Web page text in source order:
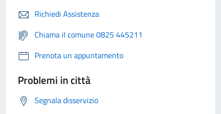
Richiedi Assistenza
Chiama il comune 0825 445211
Prenota un appuntamento
Problemi in città
Segnala disservizio